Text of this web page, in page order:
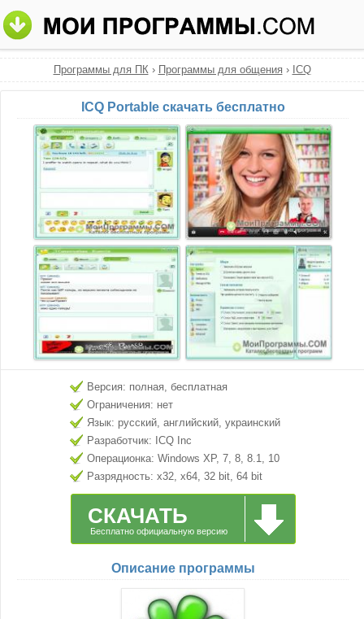
Программы для ПК› Программы для общения › ICQ
ICQ Portable скачать бесплатно
Версия: полная, бесплатная
Ограничения: нет
Язык: русский, английский, украинский
Разработчик: ICQ Inc
Операционка: Windows XP, 7, 8, 8.1, 10
Разрядность: x32, x64, 32 bit, 64 bit
СКАЧАТЬ
Бесплатно официальную версию
Описание программы